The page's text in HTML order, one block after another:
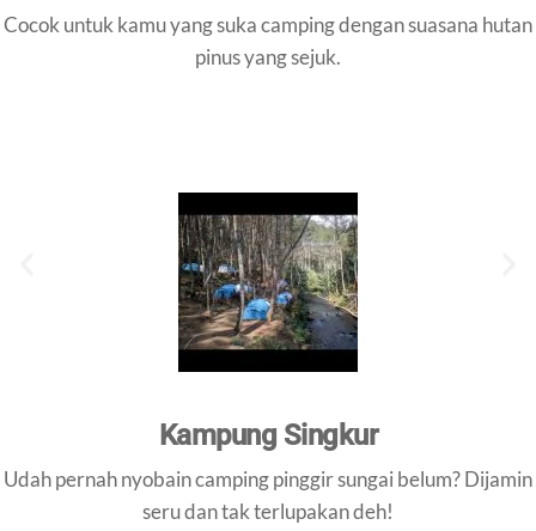
Cocok untuk kamu yang suka camping dengan suasana hutan
pinus yang sejuk.
Kampung Singkur
Udah pernah nyobain camping pinggir sungai belum? Dijamin
seru dan tak terlupakan deh!